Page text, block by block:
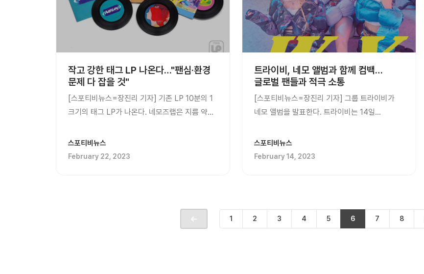
작고 강한 태그 LP 나온다…"팬심·환경
문제 다 잡을 것"
[스포티비뉴스=장진리 기자] 기존 LP 10분의 1
크기의 태그 LP가 나온다. 네모즈랩은 지름 약
밝혔다. 태그 LP는 음원 외에 영상, 사진 등
다양한 콘텐츠와 다국어 서비스를 제공하는 기존
스포티비뉴스
February 22, 2023
트라이비, 네모 앨범과 함께 컴백…
글로벌 팬들과 적극 소통
[스포티비뉴스=장진리 기자] 그룹 트라이비가
네모 앨범을 발표한다. 트라이비는 14일
앨범으로 공개한다. 트라이비는 지난해 8월 싱글
'레비오사'를 네모 앨범으로 발표하고 지난해
스포티비뉴스
February 14, 2023
1 2 3 4 5 6 7 8